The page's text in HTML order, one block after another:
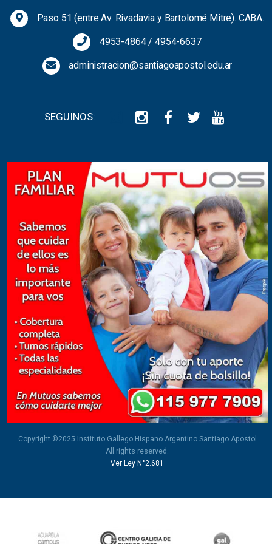
Paso 51 (entre Av. Rivadavia y Bartolomé Mitre). CABA.
4953-4864/4954-6637
administracion@santiagoapostol.edu.ar
SEGUINOS:
Copyright ©2025 Instituto Gallego Hispano Argentino Santiago Apostol
All rights reserved.
Ver Ley N°2.681